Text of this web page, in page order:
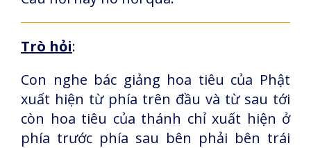
Trò hỏi:
Con nghe bác giảng hoa tiêu của Phật
xuất hiện từ phía trên đầu và từ sau tới
còn hoa tiêu của thánh chỉ xuất hiện ở
phía trước phía sau bên phải bên trái